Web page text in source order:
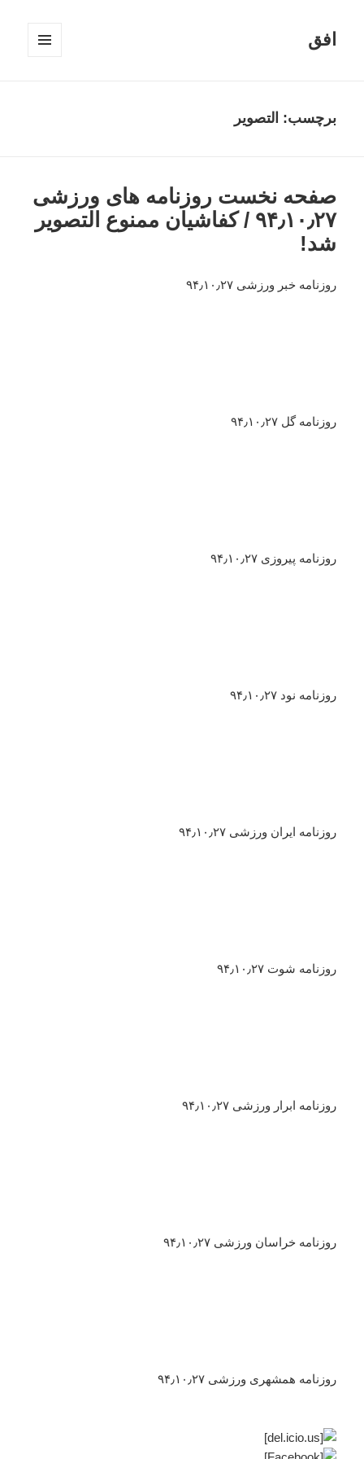
افق
برچسب: التصویر
صفحه نخست روزنامه های ورزشی
۹۴٫۱۰٫۲۷ / کفاشیان ممنوع التصویر
شد!
روزنامه خبر ورزشی ۹۴٫۱۰٫۲۷
روزنامه گل ۹۴٫۱۰٫۲۷
روزنامه پیروزی ۹۴٫۱۰٫۲۷
روزنامه نود ۹۴٫۱۰٫۲۷
روزنامه ایران ورزشی ۹۴٫۱۰٫۲۷
روزنامه شوت ۹۴٫۱۰٫۲۷
روزنامه ابرار ورزشی ۹۴٫۱۰٫۲۷
روزنامه خراسان ورزشی ۹۴٫۱۰٫۲۷
روزنامه همشهری ورزشی ۹۴٫۱۰٫۲۷